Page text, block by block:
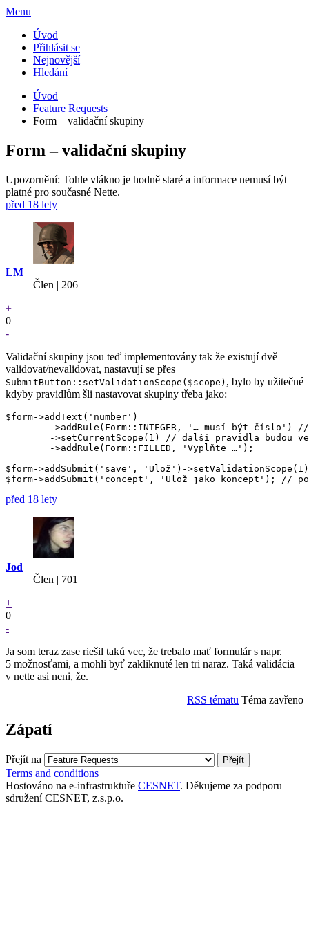
Menu
Úvod
Přihlásit se
Nejnovější
Hledání
Úvod
Feature Requests
Form – validační skupiny
Form – validační skupiny
Upozornění: Tohle vlákno je hodně staré a informace nemusí být
platné pro současné Nette.
před 18 lety
LM
Člen | 206
+
0
-
Validační skupiny jsou teď implementovány tak že existují dvě
validovat/nevalidovat, nastavují se přes
SubmitButton::setValidationScope($scope) , bylo by užitečné
kdyby pravidlům šli nastavovat skupiny třeba jako:
$form->addText('number')
$form->addSubmit('save', 'Ulož')-
před 18 lety
Jod
Člen | 701
+
0
-
Ja som teraz zase riešil takú vec, že trebalo mať formulár s napr.
5 možnosťami, a mohli byť zakliknuté len tri naraz. Taká validácia
v nette asi neni, že.
RSS tématu Téma zavřeno
Zápatí
Přejít na
Terms and conditions
Hostováno na e-infrastruktuře CESNET. Děkujeme za podporu
sdružení CESNET, z.s.p.o.